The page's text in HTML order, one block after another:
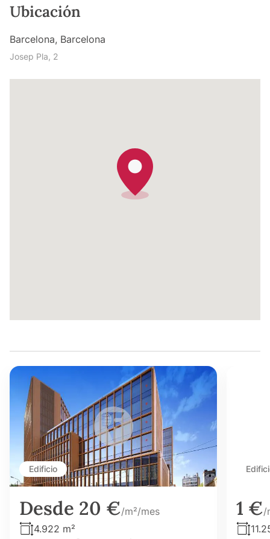
Ubicación
Barcelona, Barcelona
Josep Pla, 2
Edificio
Desde 20 €/m²/mes
4.922 m²
1 €/